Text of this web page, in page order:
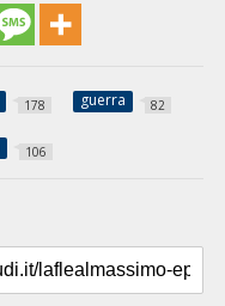
178 guerra 82
106